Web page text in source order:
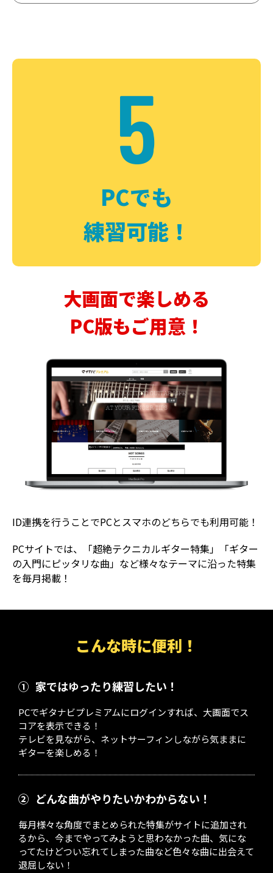
5
PCでも
練習可能！
大画面で楽しめる
PC版もご用意！
ID連携を行うことでPCとスマホのどちらでも利用可能！
PCサイトでは、「超絶テクニカルギター特集」「ギター
の入門にピッタリな曲」など様々なテーマに沿った特集
を毎月掲載！
こんな時に便利！
① 家ではゆったり練習したい！
PCでギタナビプレミアムにログインすれば、大画面でス
コアを表示できる！
テレビを見ながら、ネットサーフィンしながら気ままに
ギターを楽しめる！
② どんな曲がやりたいかわからない！
毎月様々な角度でまとめられた特集がサイトに追加され
るから、今までやってみようと思わなかった曲、気にな
ってたけどつい忘れてしまった曲など色々な曲に出会えて
退屈しない！